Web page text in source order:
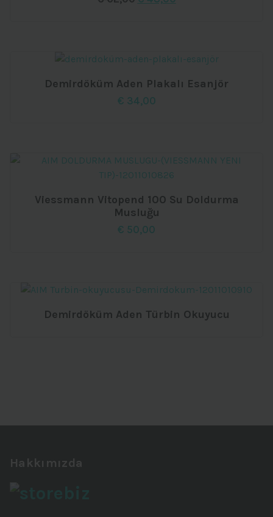
Demirdöküm Aden Plakalı Esanjör
€ 34,00
Viessmann Vitopend 100 Su Doldurma
Musluğu
€ 50,00
Demirdöküm Aden Türbin Okuyucu
Hakkımızda